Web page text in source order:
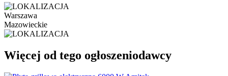
Warszawa
Mazowieckie
Więcej od tego ogłoszeniodawcy